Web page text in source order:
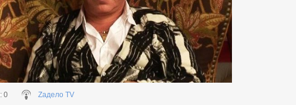
: 0 Zадело TV